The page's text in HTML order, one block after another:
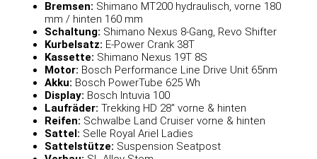
Bremsen: Shimano MT200 hydraulisch, vorne 180
mm / hinten 160 mm
Schaltung: Shimano Nexus 8-Gang, Revo Shifter
Kurbelsatz: E-Power Crank 38T
Kassette: Shimano Nexus 19T 8S
Motor: Bosch Performance Line Drive Unit 65nm
Akku: Bosch PowerTube 625 Wh
Display: Bosch Intuvia 100
Laufräder: Trekking HD 28″ vorne & hinten
Reifen: Schwalbe Land Cruiser vorne & hinten
Sattel: Selle Royal Ariel Ladies
Sattelstütze: Suspension Seatpost